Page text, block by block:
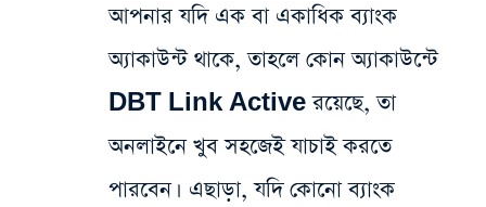
আপনার যদি এক বা একাধিক ব্যাংক
অ্যাকাউন্ট থাকে, তাহলে কোন অ্যাকাউন্টে
DBT Link Active রয়েছে, তা
অনলাইনে খুব সহজেই যাচাই করতে
পারবেন। এছাড়া, যদি কোনো ব্যাংক